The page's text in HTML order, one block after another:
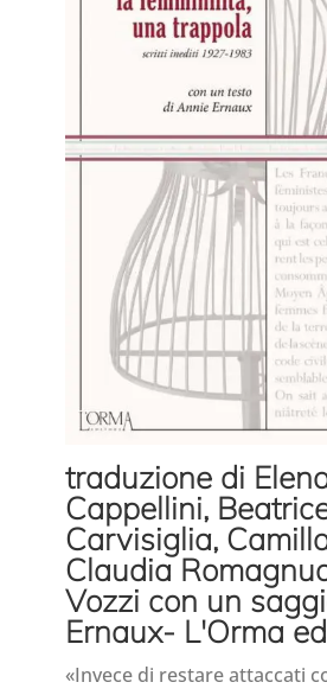
traduzione di
Cappellini,
Carvisiglia,
Claudia
Vozzi con un
Ernaux- L'Orma
«Invece di restare attaccati